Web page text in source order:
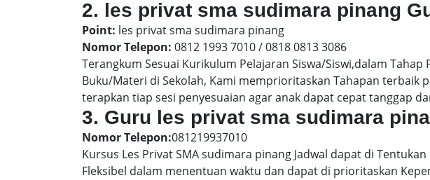
2. les privat sma sudimara pinang
Point: les privat sma sudimara pinang
Nomor Telepon: 0812 1993 7010 / 0818 0813 3086
Terangkum Sesuai Kurikulum Pelajaran Siswa/Siswi,dalam
Buku/Materi di Sekolah, Kami memprioritaskan Tahapan terbaik
terapkan tiap sesi penyesuaian agar anak dapat cepat tanggap
3. Guru les privat sma sudimara
Nomor Telepon:081219937010
Kursus Les Privat SMA sudimara pinang Jadwal dapat di
Fleksibel dalam menentuan waktu dan dapat di prioritaskan